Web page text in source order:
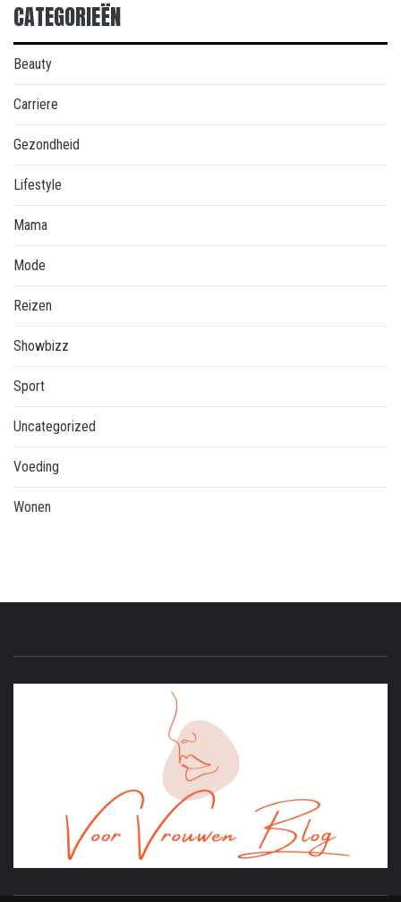
CATEGORIEËN
Beauty
Carriere
Gezondheid
Lifestyle
Mama
Mode
Reizen
Showbizz
Sport
Uncategorized
Voeding
Wonen